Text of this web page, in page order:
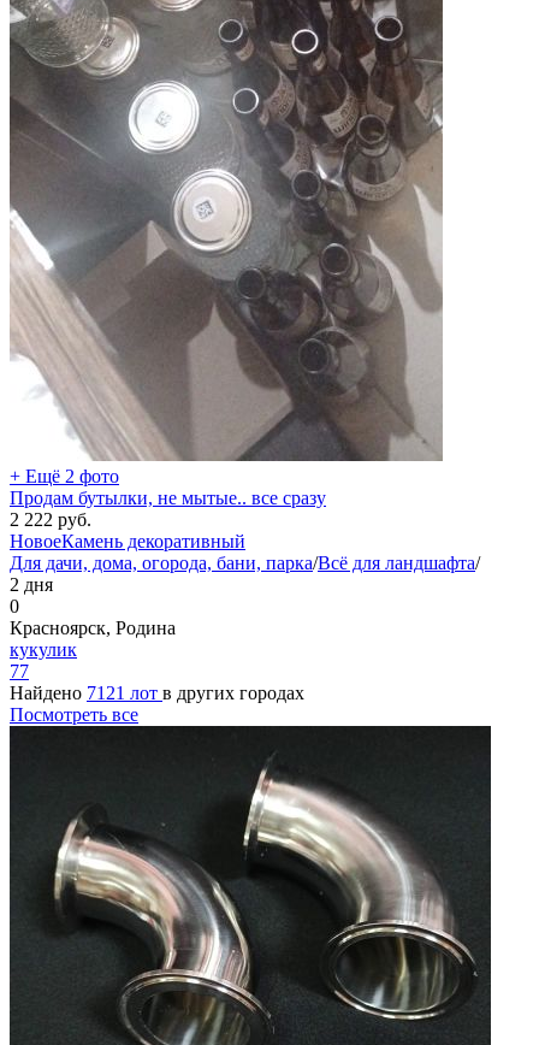
+ Ещё 2 фото
Продам бутылки, не мытые.. все сразу
2 222 руб.
НовоеКамень декоративный
Для дачи, дома, огорода, бани, парка/Всё для ландшафта/
2 дня
0
Красноярск, Родина
кукулик
77
Найдено 7121 лот в других городах
Посмотреть все